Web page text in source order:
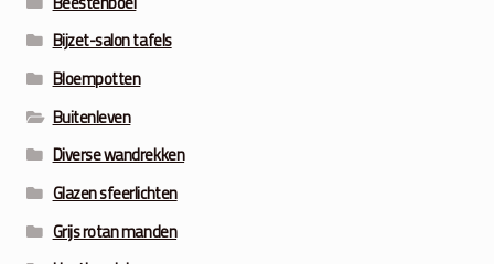
Bijzet-salon tafels
Bloempotten
Buitenleven
Diverse wandrekken
Glazen sfeerlichten
Grijs rotan manden